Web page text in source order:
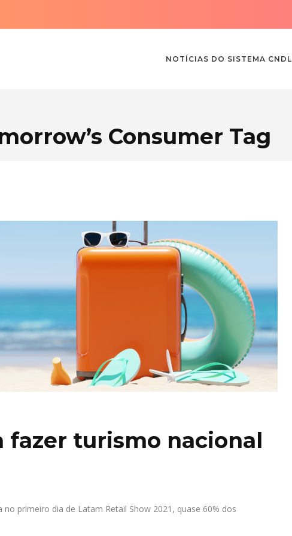
NOTÍCIAS DO SISTEMA CNDL
Consumer Tag
fazer turismo nacional
primeiro dia de Latam Retail Show 2021, quase 60% dos